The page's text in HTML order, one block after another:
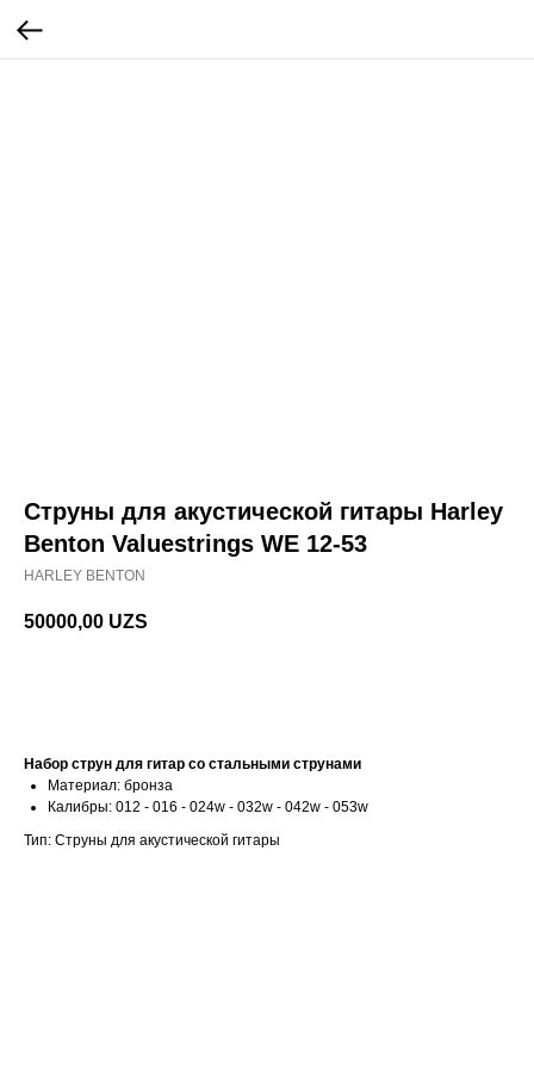
Струны для акустической гитары Harley
Benton Valuestrings WE 12-53
HARLEY BENTON
50000,00 UZS
Набор струн для гитар со стальными струнами
Материал: бронза
Калибры: 012 - 016 - 024w - 032w - 042w - 053w
Тип: Струны для акустической гитары